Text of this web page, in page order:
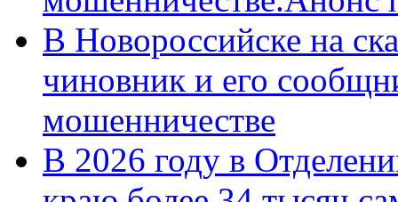
В Новороссийске на
чиновник и его
мошенничестве
В 2026 году в